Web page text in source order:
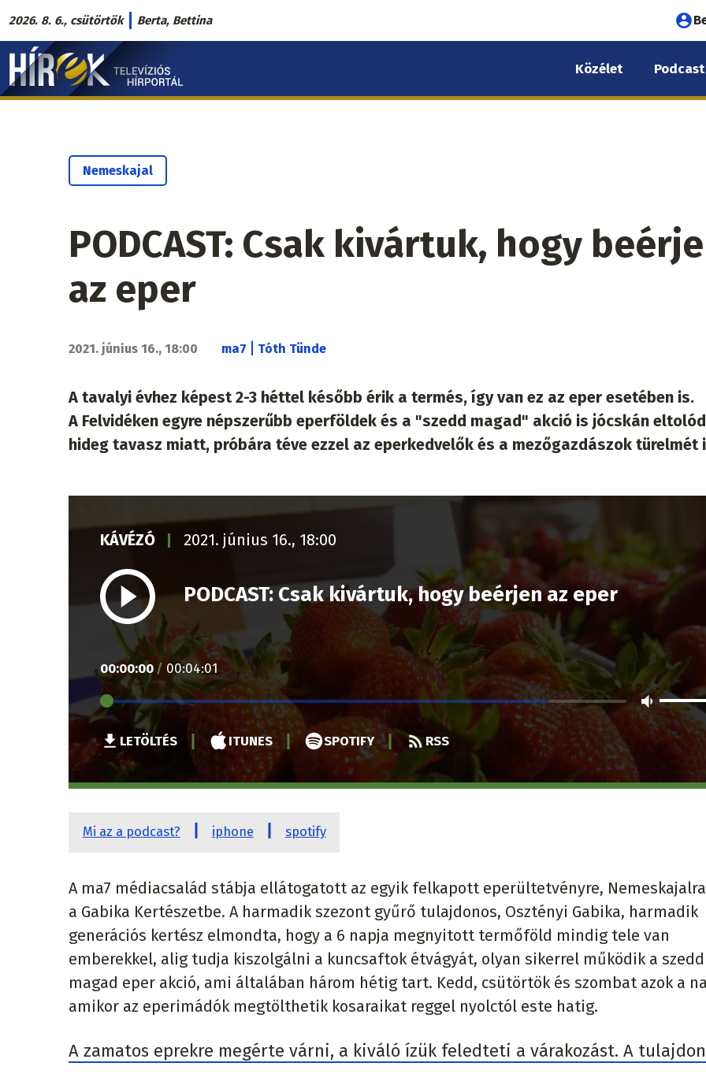
Ugrás
a
tartalomra
2026. 8. 6., csütörtök Berta, Bettina
Hírek.sk
fő
Közélet Podcast
Nemeskajal
PODCAST: Csak kivártuk, hogy
az eper
2021. június 16., 18:00 ma7 Tóth Tünde
A tavalyi évhez képest 2-3 héttel később érik a termés, így van ez az eper esetében is.
A Felvidéken egyre népszerűbb eperföldek és a "szedd magad" akció is jócskán
hideg tavasz miatt, próbára téve ezzel az eperkedvelők és a mezőgazdászok türelmét
KÁVÉZÓ 2021. június 16., 18:00
PODCAST: Csak kivártuk, hogy beérjen az eper
00:00:00 / 00:04:01
LETÖLTÉS ITUNES SPOTIFY RSS
Mi az a podcast? iphone spotify
A ma7 médiacsalád stábja ellátogatott az egyik felkapott eperültetvényre, Nemeskajalra
a Gabika Kertészetbe. A harmadik szezont gyűrő tulajdonos, Osztényi Gabika, harmadik
generációs kertész elmondta, hogy a 6 napja megnyitott termőföld mindig tele van
emberekkel, alig tudja kiszolgálni a kuncsaftok étvágyát, olyan sikerrel működik a szedd
magad eper akció, ami általában három hétig tart. Kedd, csütörtök és szombat azok a
amikor az eperimádók megtölthetik kosaraikat reggel nyolctól este hatig.
A zamatos eprekre megérte várni, a kiváló ízük feledteti a várakozást. A